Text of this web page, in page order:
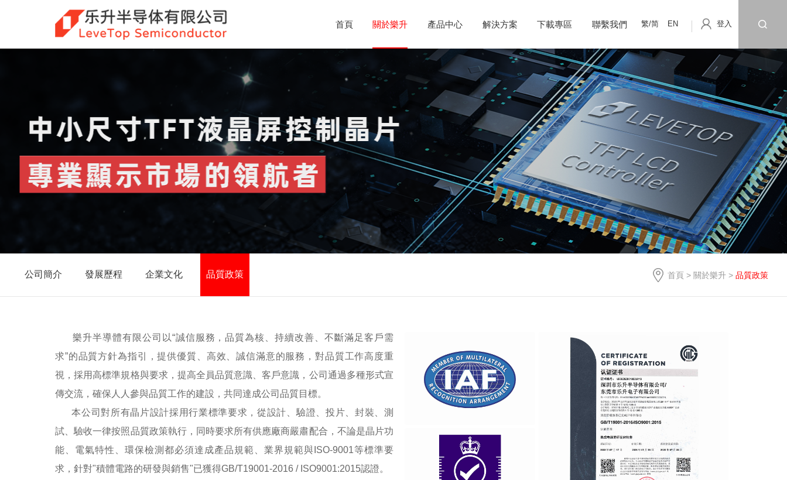
繁/简 EN 登入
首頁 關於樂升 產品中心 解決方案 下載專區 聯繫我們
首頁 > 關於樂升 > 品質政策
公司簡介 發展歷程 企業文化 品質政策
樂升半導體有限公司以“誠信服務，品質為核、持續改善、不斷滿足客戶需
求”的品質方針為指引，提供優質、高效、誠信滿意的服務，對品質工作高度重
視，採用高標準規格與要求，提高全員品質意識、客戶意識，公司通過多種形式宣
傳交流，確保人人參與品質工作的建設，共同達成公司品質目標。
本公司對所有晶片設計採用行業標準要求，從設計、驗證、投片、封裝、測
試、驗收一律按照品質政策執行，同時要求所有供應廠商嚴肅配合，不論是晶片功
能、電氣特性、環保檢測都必須達成產品規範、業界規範與ISO-9001等標準要
求，針對"積體電路的研發與銷售"已獲得GB/T19001-2016 / ISO9001:2015認證。